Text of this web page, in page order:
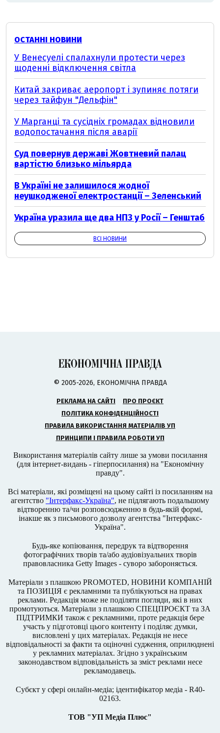
ОСТАННІ НОВИНИ
У Венесуелі спалахнули протести через
щоденні відключення світла
Китай закриває аеропорт і зупиняє потяги
через тайфун "Дельфін"
У Марганці та сусідніх громадах відновили
водопостачання після аварії
Суд повернув державі Жовтневий палац
вартістю близько мільярда
В Україні не залишилося жодної
неушкодженої електростанції – Зеленський
Україна уразила ще два НПЗ у Росії – Генштаб
ВСІ НОВИНИ
© 2005-2026, ЕКОНОМІЧНА ПРАВДА
РЕКЛАМА НА САЙТІ
ПРО ПРОЄКТ
ПОЛІТИКА КОНФІДЕНЦІЙНОСТІ
ПРАВИЛА ВИКОРИСТАННЯ МАТЕРІАЛІВ УП
ПРИНЦИПИ І ПРАВИЛА РОБОТИ УП
Використання матеріалів сайту лише за умови посилання
(для інтернет-видань - гіперпосилання) на "Економічну
правду".
Всі матеріали, які розміщені на цьому сайті із посиланням на
агентство "Інтерфакс-Україна", не підлягають подальшому
відтворенню та/чи розповсюдженню в будь-якій формі,
інакше як з письмового дозволу агентства "Інтерфакс-
Україна".
Будь-яке копіювання, передрук та відтворення
фотографічних творів та/або аудіовізуальних творів
правовласника Getty Images - суворо забороняється.
Матеріали з плашкою PROMOTED, НОВИНИ КОМПАНІЙ
та ПОЗИЦІЯ є рекламними та публікуються на правах
реклами. Редакція може не поділяти погляди, які в них
промотуються. Матеріали з плашкою СПЕЦПРОЄКТ та ЗА
ПІДТРИМКИ також є рекламними, проте редакція бере
участь у підготовці цього контенту і поділяє думки,
висловлені у цих матеріалах. Редакція не несе
відповідальності за факти та оціночні судження, оприлюднені
у рекламних матеріалах. Згідно з українським
законодавством відповідальність за зміст реклами несе
рекламодавець.
Cубєкт у сфері онлайн-медіа; ідентифікатор медіа - R40-
02163.
ТОВ "УП Медіа Плюс"